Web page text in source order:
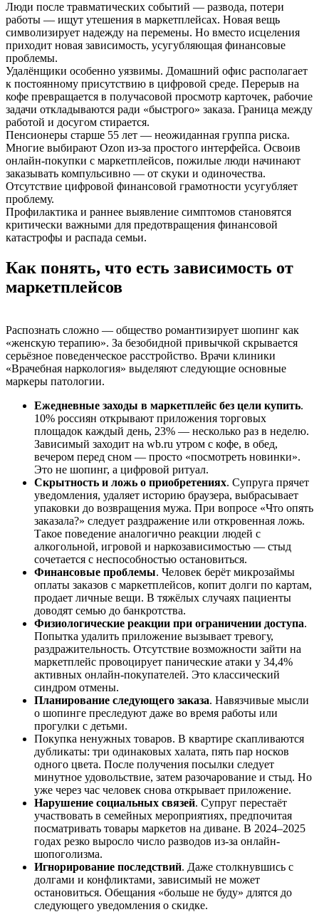
Люди после травматических событий — развода, потери
работы — ищут утешения в маркетплейсах. Новая вещь
символизирует надежду на перемены. Но вместо исцеления
приходит новая зависимость, усугубляющая финансовые
проблемы.
Удалёнщики особенно уязвимы. Домашний офис располагает
к постоянному присутствию в цифровой среде. Перерыв на
кофе превращается в получасовой просмотр карточек, рабочие
задачи откладываются ради «быстрого» заказа. Граница между
работой и досугом стирается.
Пенсионеры старше 55 лет — неожиданная группа риска.
Многие выбирают Ozon из-за простого интерфейса. Освоив
онлайн-покупки с маркетплейсов, пожилые люди начинают
заказывать компульсивно — от скуки и одиночества.
Отсутствие цифровой финансовой грамотности усугубляет
проблему.
Профилактика и раннее выявление симптомов становятся
критически важными для предотвращения финансовой
катастрофы и распада семьи.
Как понять, что есть зависимость от
маркетплейсов
Распознать сложно — общество романтизирует шопинг как
«женскую терапию». За безобидной привычкой скрывается
серьёзное поведенческое расстройство. Врачи клиники
«Врачебная наркология» выделяют следующие основные
маркеры патологии.
Ежедневные заходы в маркетплейс без цели купить.
10% россиян открывают приложения торговых
площадок каждый день, 23% — несколько раз в неделю.
Зависимый заходит на wb.ru утром с кофе, в обед,
вечером перед сном — просто «посмотреть новинки».
Это не шопинг, а цифровой ритуал.
Скрытность и ложь о приобретениях. Супруга прячет
уведомления, удаляет историю браузера, выбрасывает
упаковки до возвращения мужа. При вопросе «Что опять
заказала?» следует раздражение или откровенная ложь.
Такое поведение аналогично реакции людей с
алкогольной, игровой и наркозависимостью — стыд
сочетается с неспособностью остановиться.
Финансовые проблемы. Человек берёт микрозаймы
оплаты заказов с маркетплейсов, копит долги по картам,
продает личные вещи. В тяжёлых случаях пациенты
доводят семью до банкротства.
Физиологические реакции при ограничении доступа.
Попытка удалить приложение вызывает тревогу,
раздражительность. Отсутствие возможности зайти на
маркетплейс провоцирует панические атаки у 34,4%
активных онлайн-покупателей. Это классический
синдром отмены.
Планирование следующего заказа. Навязчивые мысли
о шопинге преследуют даже во время работы или
прогулки с детьми.
Покупка ненужных товаров. В квартире скапливаются
дубликаты: три одинаковых халата, пять пар носков
одного цвета. После получения посылки следует
минутное удовольствие, затем разочарование и стыд. Но
уже через час человек снова открывает приложение.
Нарушение социальных связей. Супруг перестаёт
участвовать в семейных мероприятиях, предпочитая
посматривать товары маркетов на диване. В 2024–2025
годах резко выросло число разводов из-за онлайн-
шопоголизма.
Игнорирование последствий. Даже столкнувшись с
долгами и конфликтами, зависимый не может
остановиться. Обещания «больше не буду» длятся до
следующего уведомления о скидке.